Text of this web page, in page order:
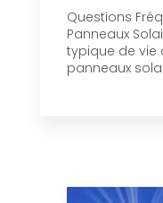
Questions
Panneaux
typique de vie
panneaux